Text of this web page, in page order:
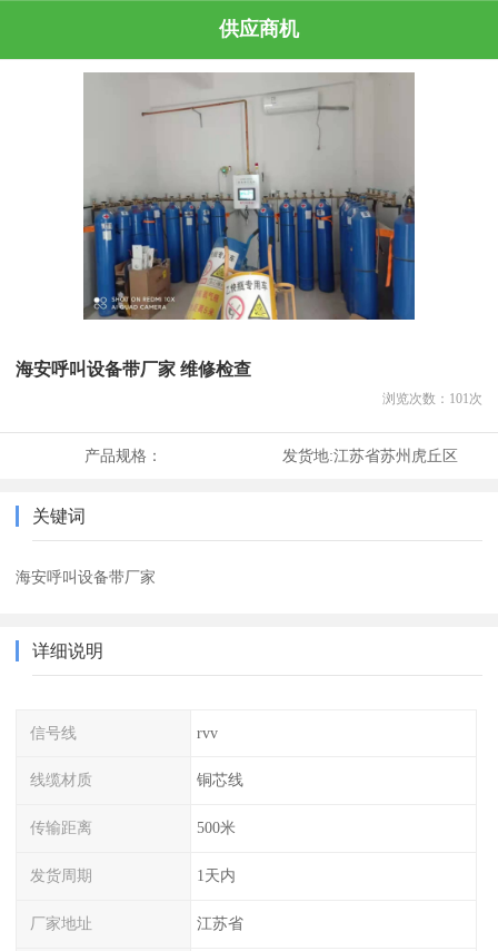
供应商机
海安呼叫设备带厂家 维修检查
浏览次数： 101 次
产品规格： 发货地:江苏省苏州虎丘区
关键词
海安呼叫设备带厂家
详细说明
信号线 rvv
线缆材质 铜芯线
传输距离 500米
发货周期 1天内
厂家地址 江苏省